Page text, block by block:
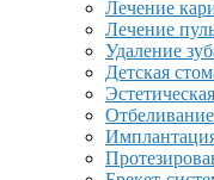
Лечение
Лечение
Удаление
Детская